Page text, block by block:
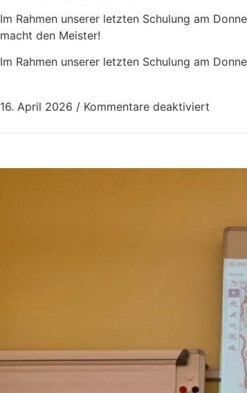
Im Rahmen unserer letzten Schulung am
macht den Meister!
Im Rahmen unserer letzten Schulung am
16. April 2026 / Kommentare deaktiviert